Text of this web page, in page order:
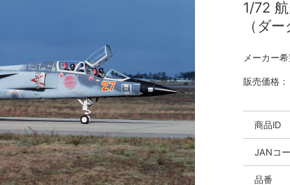
1/72
（ダ
メーカー
販売価格：
商品ID
JANコ
品番